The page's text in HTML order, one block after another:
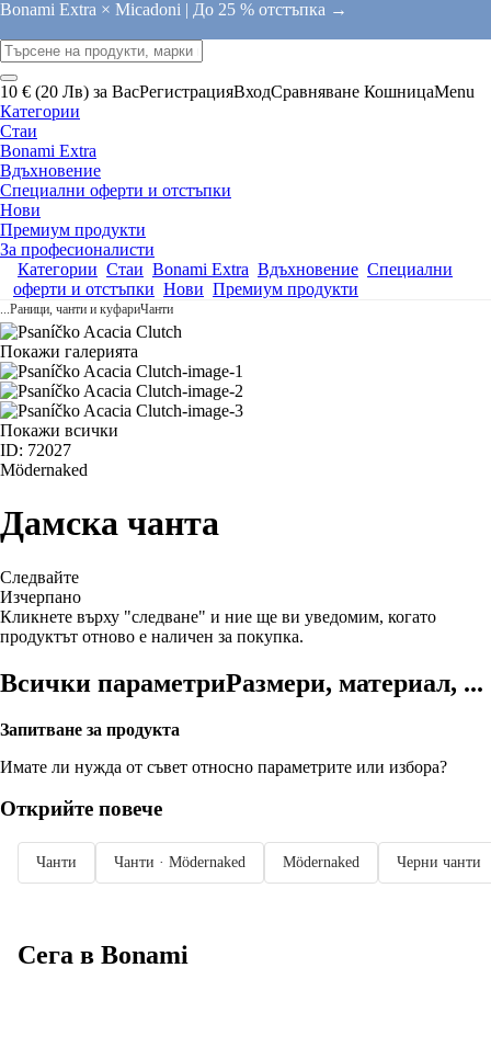
Bonami Extra × Micadoni | До 25 % отстъпка →
10 € (20 Лв) за ВасРегистрацияВходСравняване КошницаMenu
Категории
Стаи
Bonami Extra
Вдъхновение
Специални оферти и отстъпки
Нови
Премиум продукти
За професионалисти
Категории Стаи Bonami Extra Вдъхновение Специални
оферти и отстъпки Нови Премиум продукти
...Раници, чанти и куфариЧанти
Покажи галерията
Покажи всички
ID: 72027
Mödernaked
Дамска чанта
Следвайте
Изчерпанo
Кликнете върху "следване" и ние ще ви уведомим, когато
продуктът отново е наличен за покупка.
Всички параметриРазмери, материал, ...
Запитване за продукта
Имате ли нужда от съвет относно параметрите или избора?
Открийте повече
Чанти Чанти · Mödernaked Mödernaked Черни чанти
Сега в Bonami